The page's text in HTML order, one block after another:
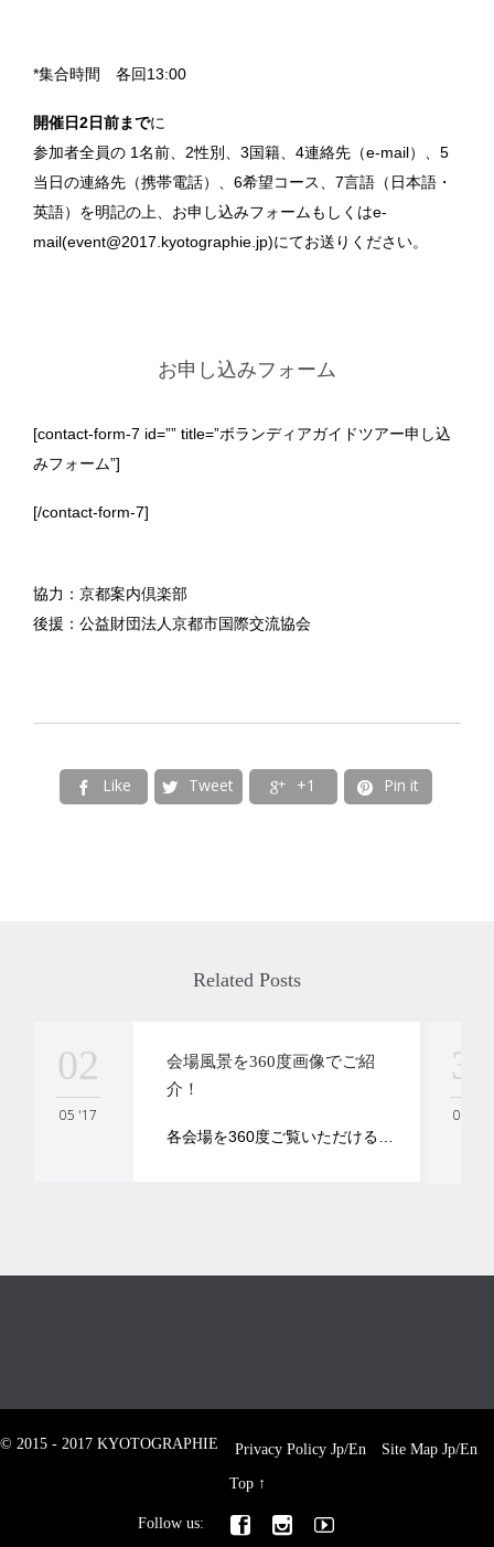
*集合時間 各回13:00
開催日2日前までに
参加者全員の 1名前、2性別、3国籍、4連絡先（e-mail）、5
当日の連絡先（携帯電話）、6希望コース、7言語（日本語・
英語）を明記の上、お申し込みフォームもしくはe-
mail(event@2017.kyotographie.jp)にてお送りください。
お申し込みフォーム
[contact-form-7 id=”” title=”ボランディアガイドツアー申し込
みフォーム”]
[/contact-form-7]
協力：京都案内倶楽部
後援：公益財団法人京都市国際交流協会
 Like  Tweet  +1  Pin it
Related Posts
02
05 '17
会場風景を360度画像でご紹
介！
各会場を360度ご覧いただける…
30
04 '17
© 2015 - 2017 KYOTOGRAPHIE Privacy Policy Jp/En Site Map Jp/En
Top↑
Follow us:   